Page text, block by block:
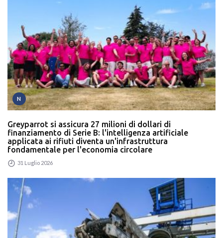
N
Greyparrot si assicura 27 milioni di dollari di
finanziamento di Serie B: l'intelligenza artificiale
applicata ai rifiuti diventa un'infrastruttura
fondamentale per l'economia circolare
31 Luglio 2026